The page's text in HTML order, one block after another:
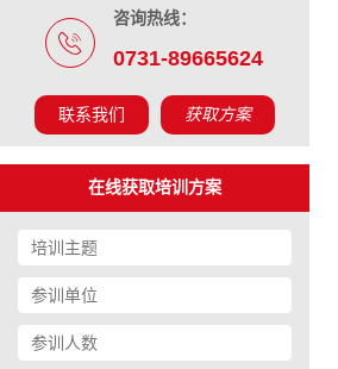
咨询热线：
0731-89665624
联系我们 获取方案
在线获取培训方案